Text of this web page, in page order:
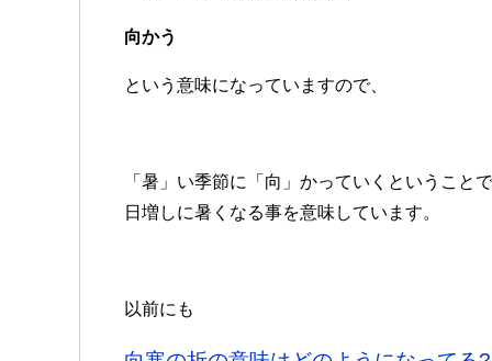
向かう
という意味になっていますので、
「暑」い季節に「向」かっていくということで
日増しに暑くなる事を意味しています。
以前にも